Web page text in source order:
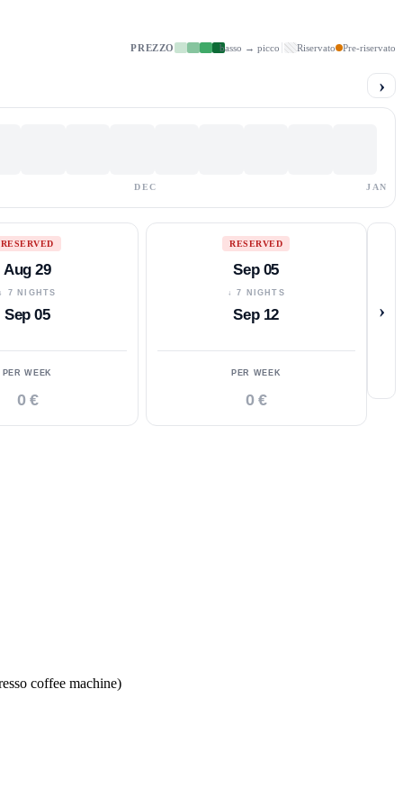
PREZZO basso → picco Riservato Pre-riservato
›
DEC JAN
RESERVED
Aug 29
7 NIGHTS
Sep 05
PER WEEK
0 €
RESERVED
Sep 05
↓ 7 NIGHTS
Sep 12
PER WEEK
0 €
›
coffee machine)